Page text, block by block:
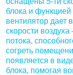
блока и функцией
вентилятор дает
скорости
потока,
согреть
появляется в
блока, помогая